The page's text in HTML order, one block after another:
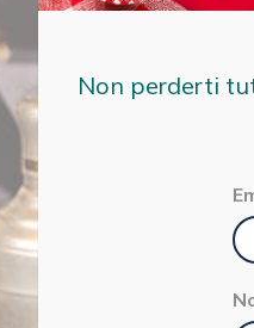
Non perderti